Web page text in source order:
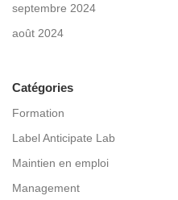
septembre 2024
août 2024
Catégories
Formation
Label Anticipate Lab
Maintien en emploi
Management